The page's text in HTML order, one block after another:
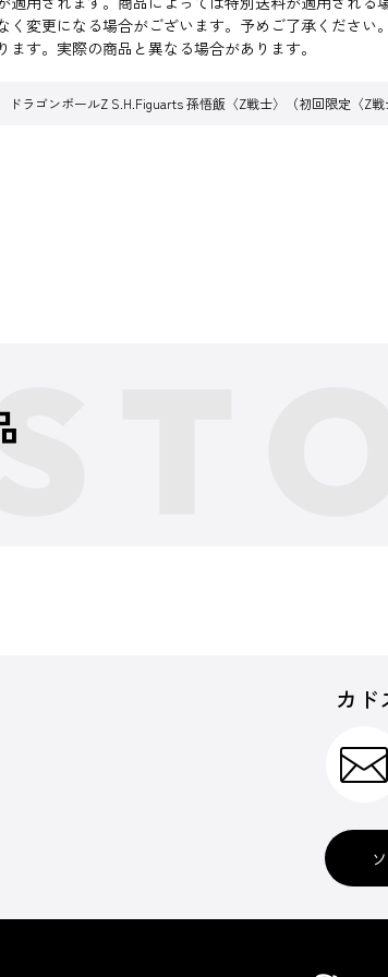
変更になる場合がございます。予めご了承ください。
す。実際の商品と異なる場合があります。
ドラゴンボールZ S.H.Figuarts 孫悟飯〈Z戦士〉（初回限定〈Z戦
カド